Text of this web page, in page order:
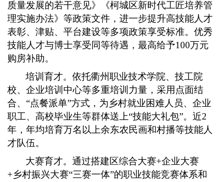
质量发展的若干意见》《柯城区新时代工匠培养管
理实施办法》等政策文件，进一步提升高技能人才
表彰、津贴、平台建设等多项政策享受标准。优秀
技能人才与博士享受同等待遇，最高给予100万元
购房补助。
培训育才。依托衢州职业技术学院、技工院
校、企业培训中心等多重培训力量，采用点面结
合、“点餐派单”方式，为乡村就业困难人员、企业
职工、高校毕业生等群体送上“技能大礼包”。近2
年，年均培育万名以上余东农民画和村播等技能人
才队伍。
大赛育才。通过搭建区综合大赛+企业大赛
+乡村振兴大赛“三赛一体”的职业技能竞赛体系和